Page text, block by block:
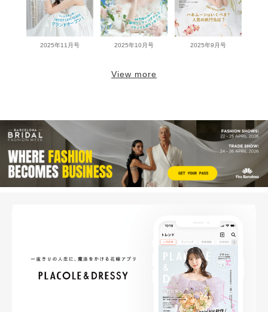
2025年11月号 2025年10月号 2025年9月号
View more